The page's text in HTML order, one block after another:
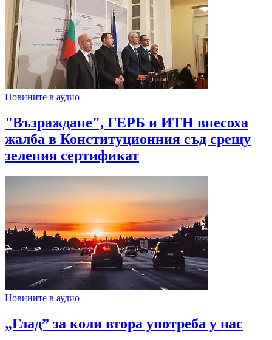
Новините в аудио
"Възраждане", ГЕРБ и ИТН внесоха
жалба в Конституционния съд срещу
зеления сертификат
Новините в аудио
„Глад” за коли втора употреба у нас